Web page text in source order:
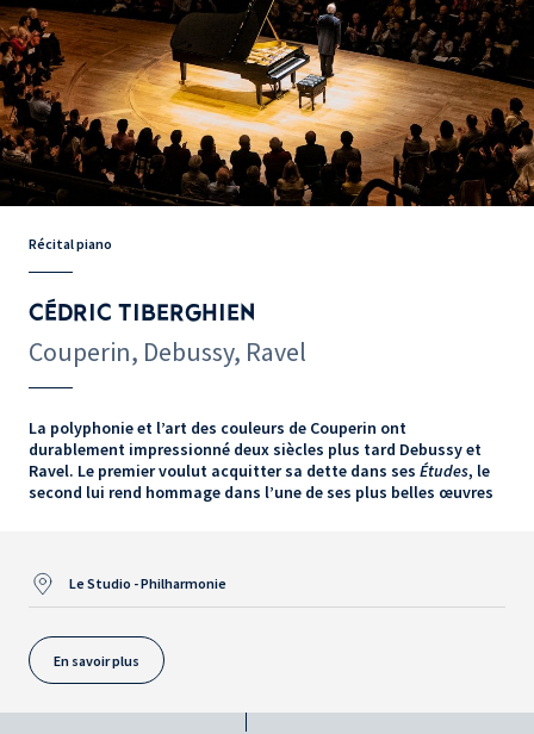
Récital piano
CÉDRIC TIBERGHIEN
Couperin, Debussy, Ravel
La polyphonie et l’art des couleurs de Couperin ont
durablement impressionné deux siècles plus tard Debussy et
Ravel. Le premier voulut acquitter sa dette dans ses Études, le
second lui rend hommage dans l’une de ses plus belles œuvres
Le Studio - Philharmonie
En savoir plus